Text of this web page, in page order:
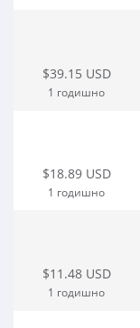
$39.15 USD
1 годишно
$18.89 USD
1 годишно
$11.48 USD
1 годишно